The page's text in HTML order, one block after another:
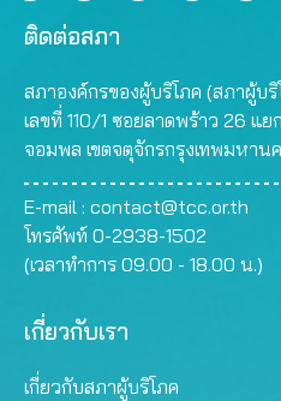
ติดต่อสภา
สภาองค์กรของผู้บริโภค (สภาผู้บริ
เลขที่ 110/1 ซอยลาดพร้าว 26 แ
จอมพล เขตจตุจักรกรุงเทพมหาน
E-mail : contact@tcc.or.th
โทรศัพท์ 0-2938-1502
(เวลาทำการ 09.00 - 18.00 น.)
เกี่ยวกับเรา
เกี่ยวกับสภาผู้บริโภค